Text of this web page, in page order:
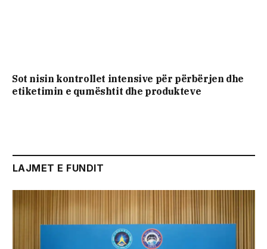
Sot nisin kontrollet intensive për përbërjen dhe
etiketimin e qumështit dhe produkteve
LAJMET E FUNDIT